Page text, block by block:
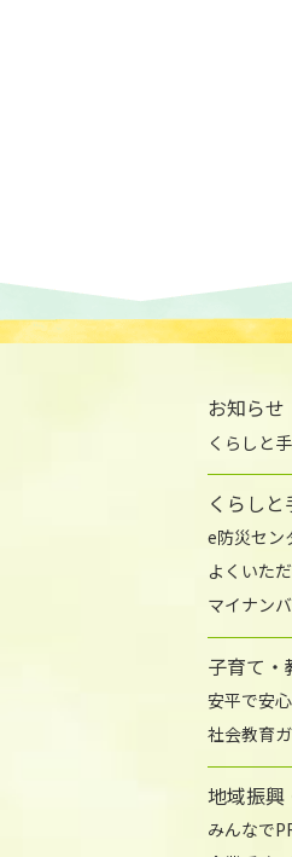
お知らせ
くらしと
くらしと
e防災セン
よくいた
マイナン
子育て・
安平で安
社会教育
地域振興
みんなで